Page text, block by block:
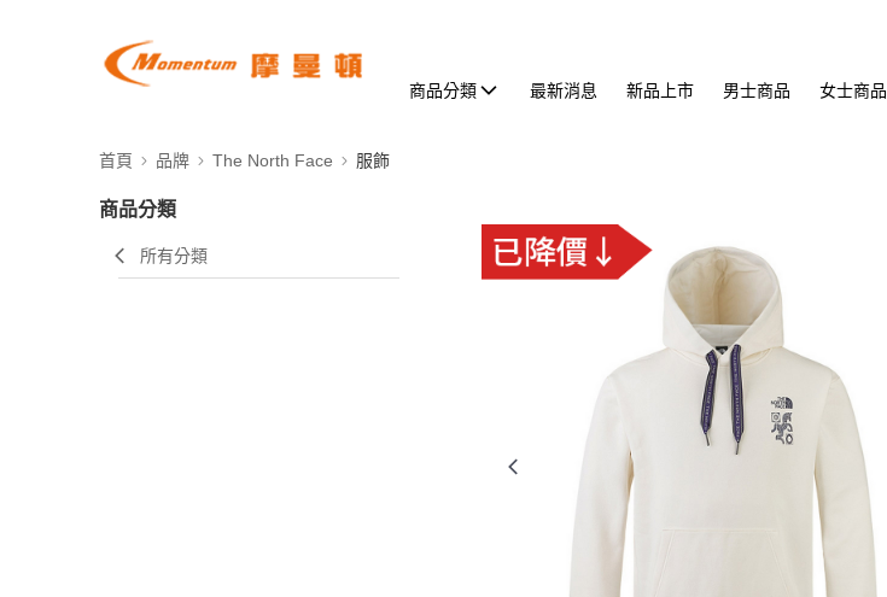
商品分類 最新消息 新品上市 男士商品 女士商品
首頁 品牌 The North Face 服飾
商品分類
所有分類